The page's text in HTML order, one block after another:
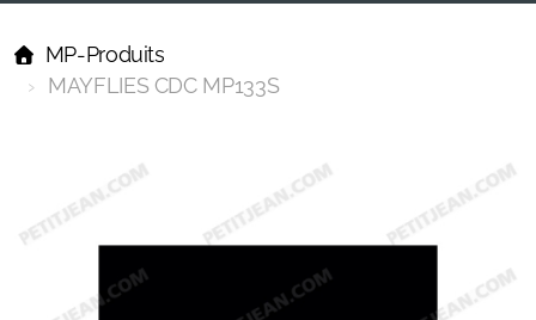
MP-Produits
MAYFLIES CDC MP133S
MP-Books
MP Flies